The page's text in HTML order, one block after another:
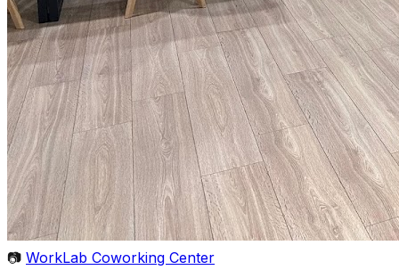
📷 WorkLab Coworking Center